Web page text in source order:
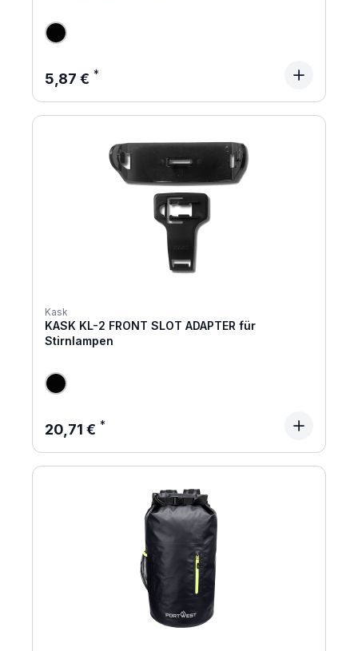
Regulärer Preis:
5,87 €
Kask
KASK KL-2 FRONT SLOT ADAPTER für
Stirnlampen
Regulärer Preis:
20,71 €